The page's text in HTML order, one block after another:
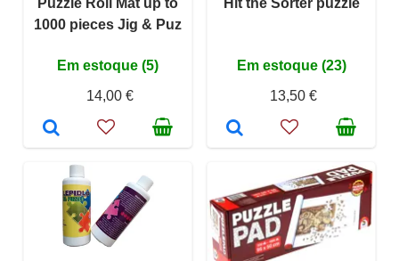
Puzzle Roll Mat up to
1000 pieces Jig & Puz
Em estoque (5)
14,00 €
Hit the Sorter puzzle
Em estoque (23)
13,50 €